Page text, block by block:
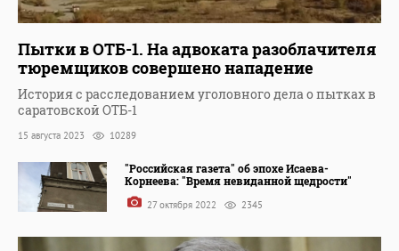
Пытки в ОТБ-1. На адвоката разоблачителя
тюремщиков совершено нападение
История с расследованием уголовного дела о пытках в
саратовской ОТБ-1
15 августа 2023 10289
"Российская газета" об эпохе Исаева-
Корнеева: "Время невиданной щедрости"
27 октября 2022 2345